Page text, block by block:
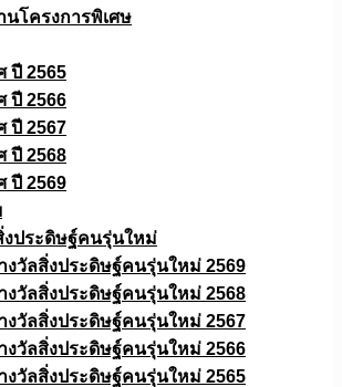
นโครงการพิเศษ
ปี 2565
ปี 2566
ปี 2567
ปี 2568
ปี 2569
งประดิษฐ์คนรุ่นใหม่
งวัลสิ่งประดิษฐ์คนรุ่นใหม่ 2569
งวัลสิ่งประดิษฐ์คนรุ่นใหม่ 2568
งวัลสิ่งประดิษฐ์คนรุ่นใหม่ 2567
งวัลสิ่งประดิษฐ์คนรุ่นใหม่ 2566
งวัลสิ่งประดิษฐ์คนรุ่นใหม่ 2565